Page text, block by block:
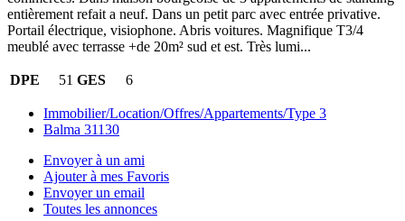
entièrement refait a neuf. Dans un petit parc avec entrée privative.
Portail électrique, visiophone. Abris voitures. Magnifique T3/4
meublé avec terrasse +de 20m² sud et est. Très lumi...
DPE 51 GES 6
Immobilier/Location/Offres/Appartements/Type 3
Balma 31130
Envoyer à un ami
Ajouter à mes Favoris
Envoyer un email
Toutes les annonces